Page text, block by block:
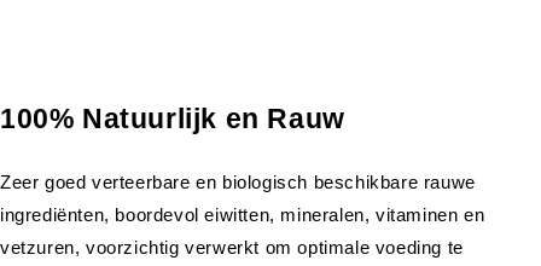
100% Natuurlijk en Rauw
Zeer goed verteerbare en biologisch beschikbare rauwe
ingrediënten, boordevol eiwitten, mineralen, vitaminen en
vetzuren, voorzichtig verwerkt om optimale voeding te